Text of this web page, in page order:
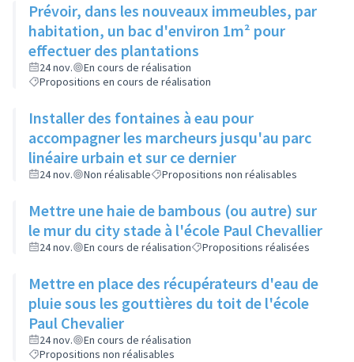
Prévoir, dans les nouveaux immeubles, par
habitation, un bac d'environ 1m² pour
effectuer des plantations
24 nov.
En cours de réalisation
Propositions en cours de réalisation
Installer des fontaines à eau pour
accompagner les marcheurs jusqu'au parc
linéaire urbain et sur ce dernier
24 nov. Non réalisable Propositions non réalisables
Mettre une haie de bambous (ou autre) sur
le mur du city stade à l'école Paul Chevallier
24 nov. En cours de réalisation Propositions réalisées
Mettre en place des récupérateurs d'eau de
pluie sous les gouttières du toit de l'école
Paul Chevalier
24 nov.
En cours de réalisation
Propositions non réalisables